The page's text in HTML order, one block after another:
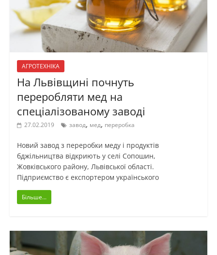
АГРОТЕХНІКА
На Львівщині почнуть
переробляти мед на
спеціалізованому заводі
27.02.2019 завод, мед, переробка
Новий завод з переробки меду і продуктів
бджільництва відкриють у селі Сопошин,
Жовківського району, Львівської області.
Підприємство є експортером українського
Більше...